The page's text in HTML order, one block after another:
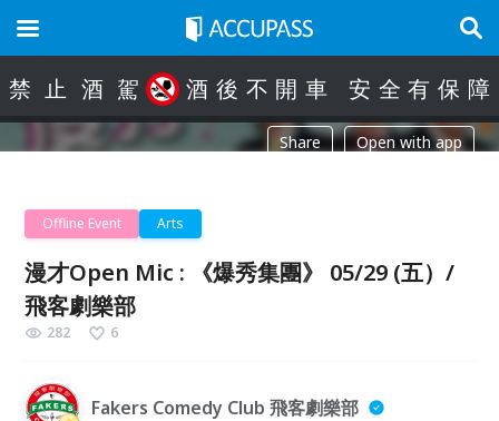
禁 止 酒 駕 酒 後 不 開 車 安 全 有 保 障
Share Open with app
Offline Event Arts
漫才Open Mic : 《爆秀集團》 05/29 (五）/
飛客劇樂部
282 6
Fakers Comedy Club 飛客劇樂部